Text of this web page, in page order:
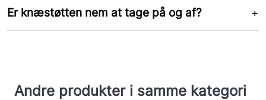
Er knæstøtten nem at tage på og af?
Andre produkter i samme kategori